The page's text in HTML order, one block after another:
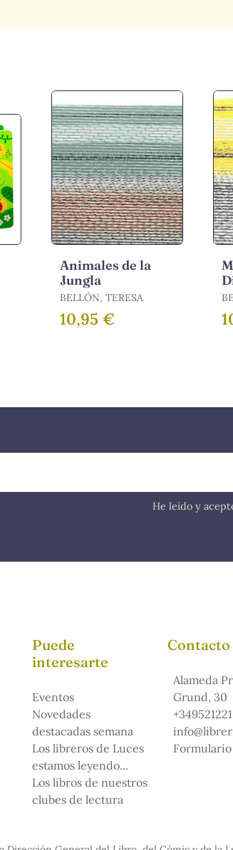
Animales de la
Jungla
BELLÓN, TERESA
10,95 €
He leído y
Puede
interesarte
Eventos
Novedades
destacadas semana
Los libreros de Luces
estamos leyendo...
Los libros de nuestros
clubes de lectura
Contacto
Alameda
Grund, 30